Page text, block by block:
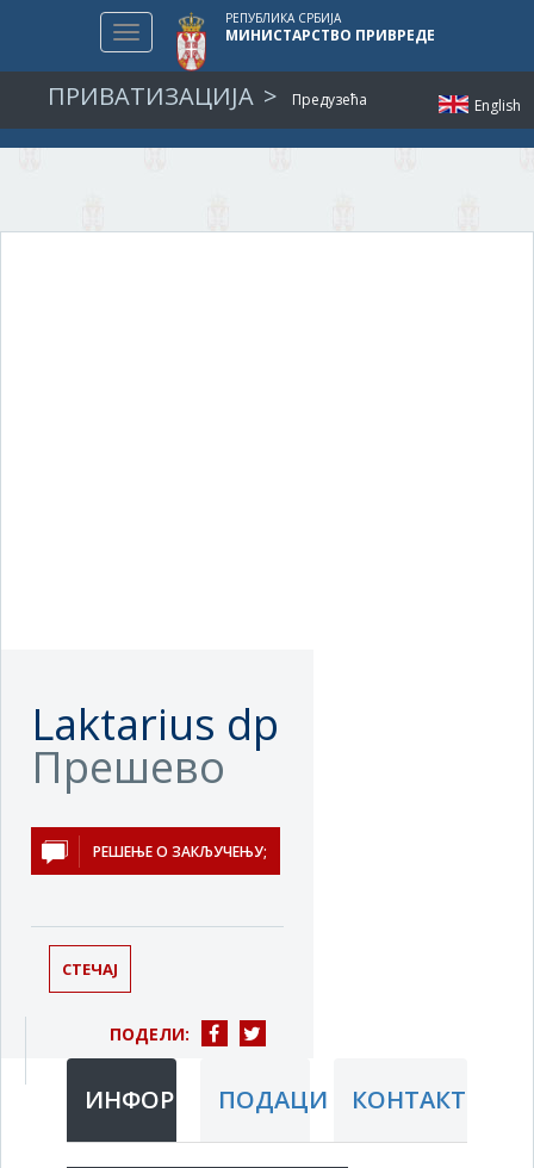
English
Toggle
navigation
РЕПУБЛИКА СРБИЈА
МИНИСТАРСТВО ПРИВРЕДЕ
ПРИВАТИЗАЦИЈА Предузећа
Laktarius dp
Прешево
РЕШЕЊЕ О ЗАКЉУЧЕЊУ;
СТЕЧАЈ
ПОДЕЛИ:
ИНФОРМАЦИЈЕПОДАЦИ КОНТАКТ